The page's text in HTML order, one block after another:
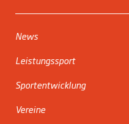
News
Leistungssport
Sportentwicklung
Vereine